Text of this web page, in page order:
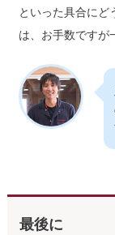
といった具合にど
は、お手数ですが
最後に